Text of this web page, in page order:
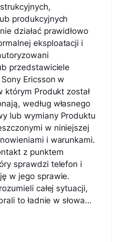
produkcyjnych
działać prawidłowo
eksploatacji i
przedstawiciele
Ericsson w
którym Produkt został
według własnego
lub wymiany Produktu
w niniejszej
i warunkami.
z punktem
sprawdzi telefon i
w jego sprawie.
całej sytuacji,
to ładnie w słowa…